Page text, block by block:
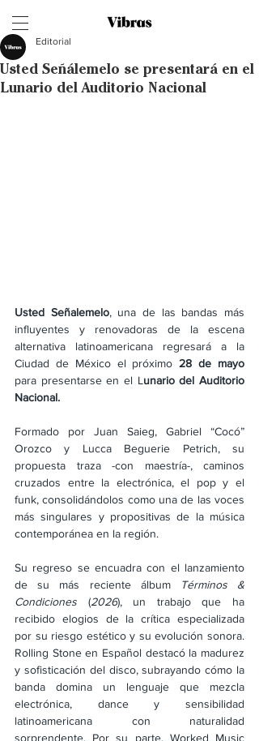
Usted Señálemelo se presentará en el
Lunario del Auditorio Nacional
Editorial
Usted Señalemelo, una de las bandas más
influyentes y renovadoras de la escena
alternativa latinoamericana regresará a la
Ciudad de México el próximo 28 de mayo
para presentarse en el Lunario del Auditorio
Nacional.
Formado por Juan Saieg, Gabriel “Cocó”
Orozco y Lucca Beguerie Petrich, su
propuesta traza -con maestría-, caminos
cruzados entre la electrónica, el pop y el
funk, consolidándolos como una de las voces
más singulares y propositivas de la música
contemporánea en la región.
Su regreso se encuadra con el lanzamiento
de su más reciente álbum
Términos &
Condiciones (2026), un trabajo que ha
recibido elogios de la crítica especializada
por su riesgo estético y su evolución sonora.
Rolling Stone en Español destacó la madurez
y sofisticación del disco, subrayando cómo la
banda domina un lenguaje que mezcla
electrónica, dance y sensibilidad
latinoamericana con naturalidad
sorprendente. Por su parte, Worked Music